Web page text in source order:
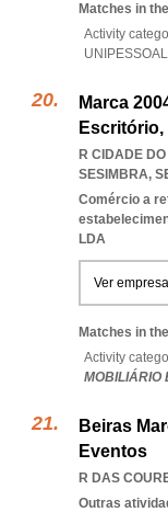
Matches in
Activity
UNIPESSOAL
Marca
Escritório,
R CIDADE
SESIMBRA,
Comércio a
LDA
Ver empresa
Matches in
Activity
MOBILIÁRIO
Beiras
Eventos
R DAS
Outras